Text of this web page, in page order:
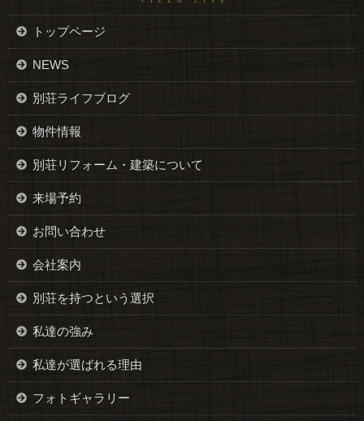
トップページ
NEWS
別荘ライフブログ
物件情報
別荘リフォーム・建築について
来場予約
お問い合わせ
会社案内
別荘を持つという選択
私達の強み
私達が選ばれる理由
フォトギャラリー